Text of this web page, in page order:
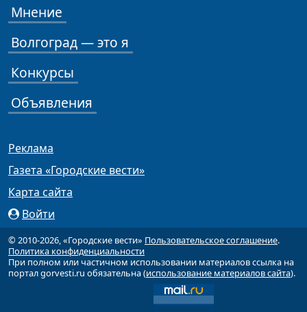
Мнение
Волгоград — это я
Конкурсы
Объявления
Реклама
Газета «Городские вести»
Карта сайта
Войти
© 2010-2026, «Городские вести» Пользовательское соглашение.
Политика конфиденциальности
При полном или частичном использовании материалов ссылка на
портал gorvesti.ru обязательна (использование материалов сайта).